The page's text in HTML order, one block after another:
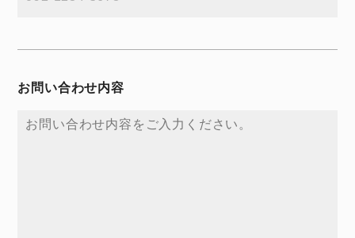
お問い合わせ内容